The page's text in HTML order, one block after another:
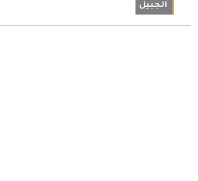
الجبيل